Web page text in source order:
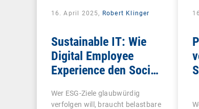
16. April 2025, Robert Klinger
Sustainable IT: Wie
Digital Employee
Experience den Social-
macht
Wer ESG-Ziele glaubwürdig
verfolgen will, braucht belastbare